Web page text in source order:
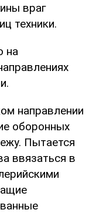
враг
техники.
на
направлении
оборонных
Пытается
ввязаться в